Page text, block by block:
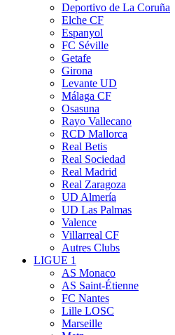
Deportivo de La Coruña
Elche CF
Espanyol
FC Séville
Getafe
Girona
Levante UD
Málaga CF
Osasuna
Rayo Vallecano
RCD Mallorca
Real Betis
Real Sociedad
Real Madrid
Real Zaragoza
UD Almería
UD Las Palmas
Valence
Villarreal CF
Autres Clubs
LIGUE 1
AS Monaco
AS Saint-Étienne
FC Nantes
Lille LOSC
Marseille